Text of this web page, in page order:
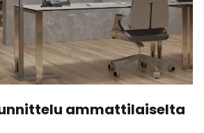
ammattilaiselta